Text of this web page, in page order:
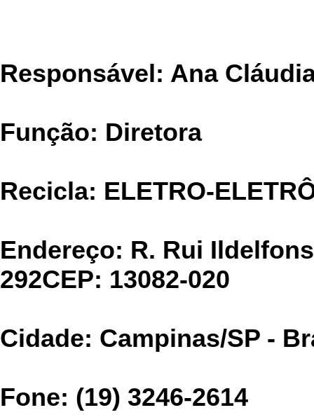
Responsável: Ana
Função: Diretora
Recicla: ELETRO-
Endereço: R. Rui
292CEP: 13082-020
Cidade: Campinas/SP -
Fone: (19) 3246-2614